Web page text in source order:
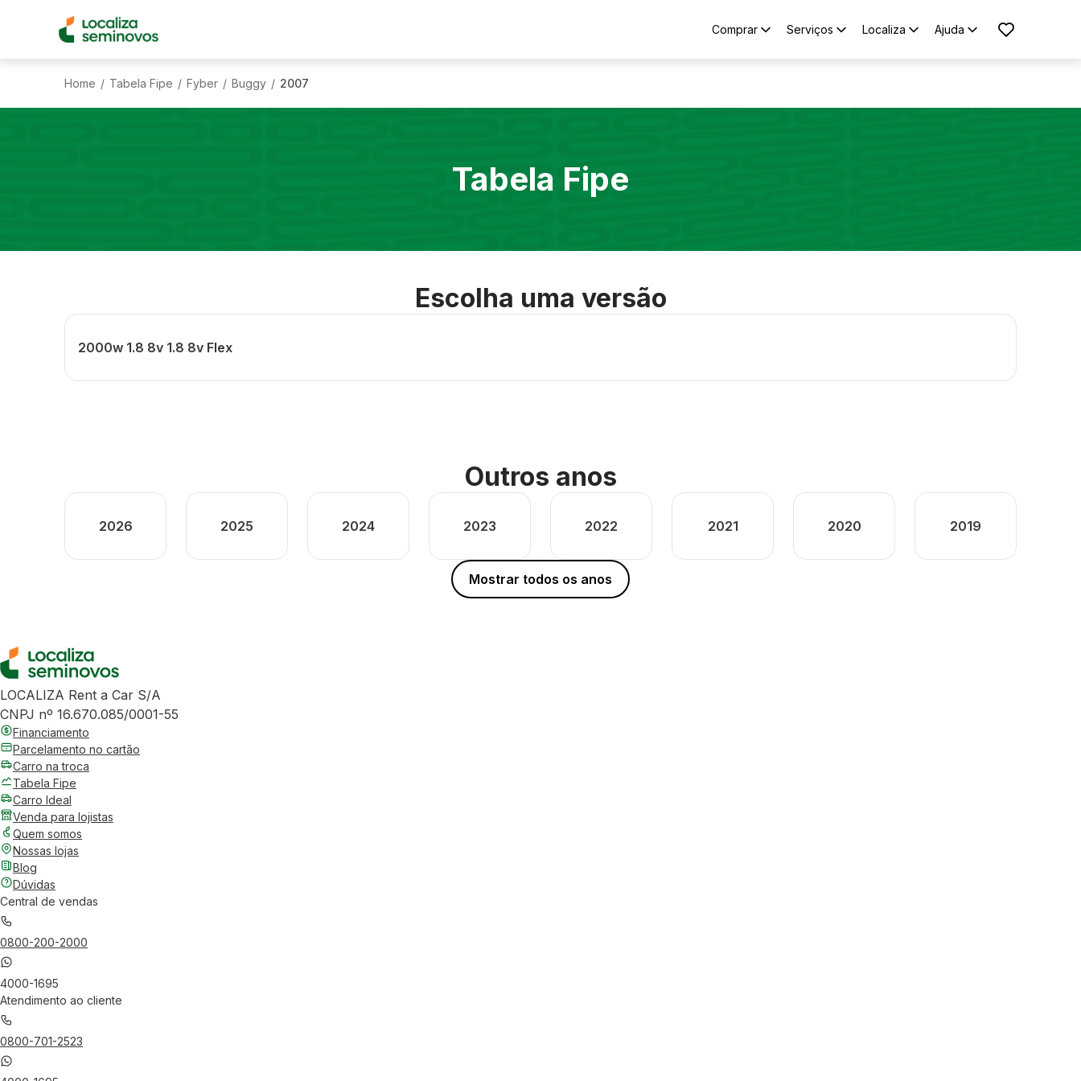
Comprar Serviços Localiza Ajuda
Home / Tabela Fipe / Fyber / Buggy / 2007
Tabela Fipe
Escolha uma versão
2000w 1.8 8v 1.8 8v Flex
Outros anos
2026 2025 2024 2023 2022 2021 2020 2019
Mostrar todos os anos
LOCALIZA Rent a Car S/A
CNPJ nº 16.670.085/0001-55
Financiamento
Parcelamento no cartão
Carro na troca
Tabela Fipe
Carro Ideal
Venda para lojistas
Quem somos
Nossas lojas
Blog
Dúvidas
Central de vendas
0800-200-2000
4000-1695
Atendimento ao cliente
0800-701-2523